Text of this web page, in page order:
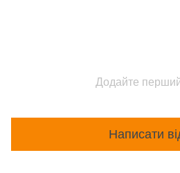
Додайте перший
Написати